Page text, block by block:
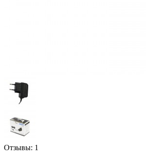
Отзывы: 1